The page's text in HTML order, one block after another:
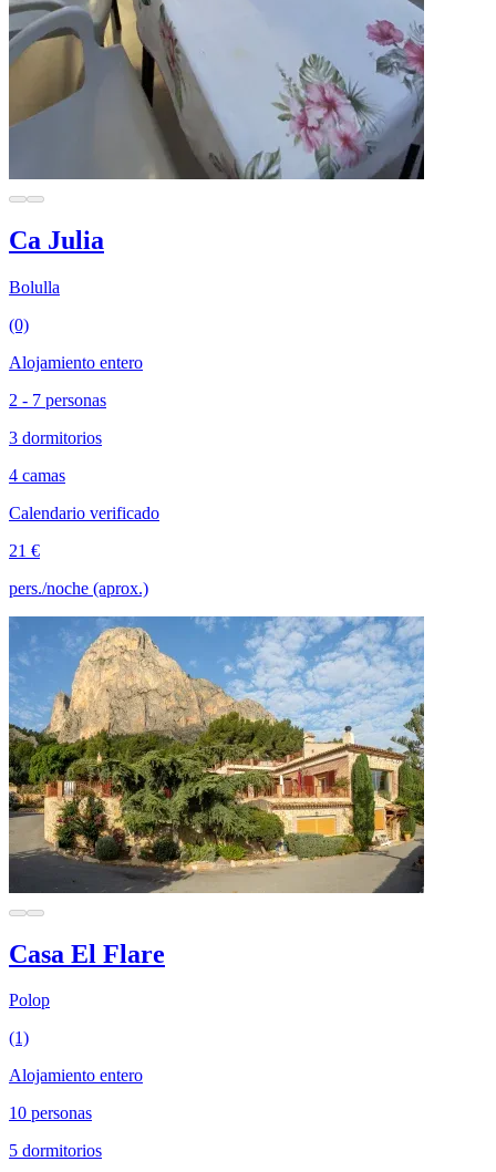
Ca Julia
Bolulla
(0)
Alojamiento entero
2 - 7 personas
3 dormitorios
4 camas
Calendario verificado
21 €
pers./noche (aprox.)
Casa El Flare
Polop
(1)
Alojamiento entero
10 personas
5 dormitorios